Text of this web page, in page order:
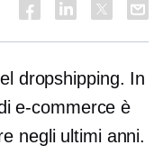
dropshipping. In
e-commerce è
negli ultimi anni.